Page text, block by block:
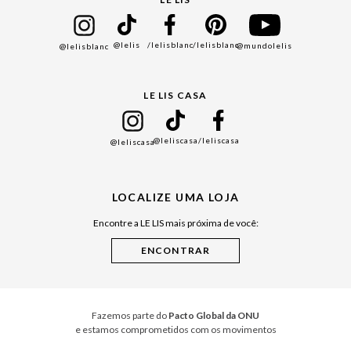
Black Friday
Cuidados Casa
@lelisblanc @lelis /lelisblanc/lelisblanc@mundolelis
LE LIS CASA
@leliscasa@leliscasa/leliscasa
LOCALIZE UMA LOJA
Encontre a LE LIS mais próxima de você:
Fazemos parte do Pacto Global da ONU
e estamos comprometidos com os movimentos